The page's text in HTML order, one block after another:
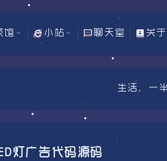
馆 小站 聊天室 关于
生活，一
灯广告代码源码